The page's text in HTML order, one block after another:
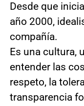
Desde que
año 2000,
compañía.
Es una cultura,
entender las
respeto, la
transparencia